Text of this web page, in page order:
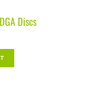
Discs